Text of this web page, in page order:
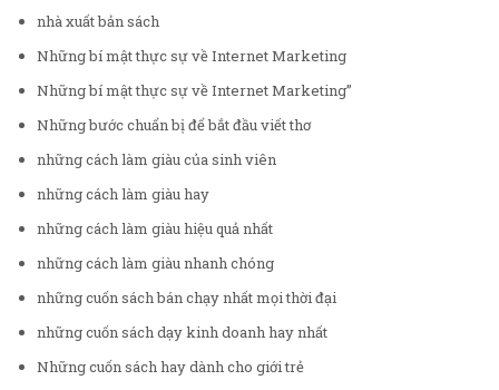
nhà xuất bản sách
Những bí mật thực sự về Internet Marketing
Những bí mật thực sự về Internet Marketing”
Những bước chuẩn bị để bắt đầu viết thơ
những cách làm giàu của sinh viên
những cách làm giàu hay
những cách làm giàu hiệu quả nhất
những cách làm giàu nhanh chóng
những cuốn sách bán chạy nhất mọi thời đại
những cuốn sách dạy kinh doanh hay nhất
Những cuốn sách hay dành cho giới trẻ